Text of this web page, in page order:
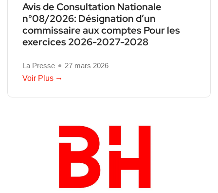
Avis de Consultation Nationale
n°08/2026: Désignation d’un
commissaire aux comptes Pour les
exercices 2026-2027-2028
La Presse
27 mars 2026
Voir Plus